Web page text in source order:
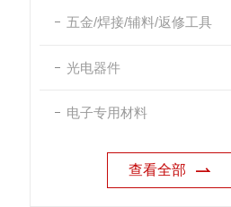
五金/焊接/辅料/返修工具
光电器件
电子专用材料
查看全部